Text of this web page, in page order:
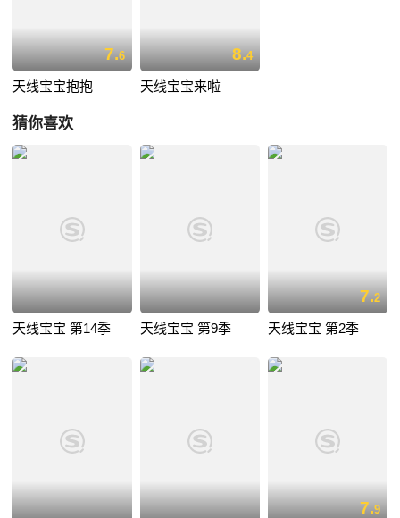
7.6
天线宝宝抱抱
8.4
天线宝宝来啦
猜你喜欢
天线宝宝 第14季 天线宝宝 第9季
7.2
天线宝宝 第2季
7.9